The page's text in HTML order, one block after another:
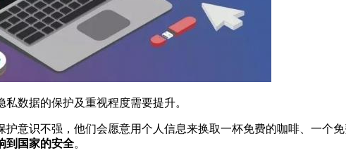
数据的保护及重视程度需要提升。
护意识不强，他们会愿意用个人信息来换取一杯免费的咖啡、一个
到国家的安全。